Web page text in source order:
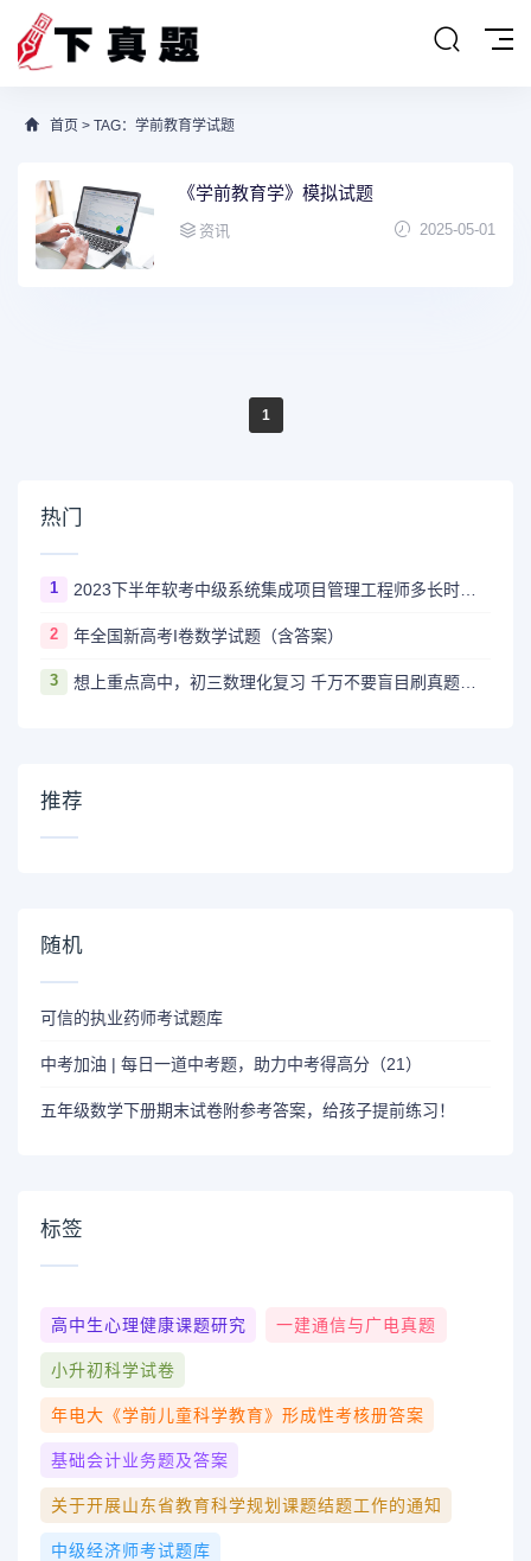
首页 > TAG：学前教育学试题
《学前教育学》模拟试题
资讯 2025-05-01
1
热门
1 2023下半年软考中级系统集成项目管理工程师多长时间出成绩
2 年全国新高考I卷数学试题（含答案）
3 想上重点高中，初三数理化复习 千万不要盲目刷真题卷和模拟卷！
推荐
随机
可信的执业药师考试题库
中考加油 | 每日一道中考题，助力中考得高分（21）
五年级数学下册期末试卷附参考答案，给孩子提前练习！
标签
高中生心理健康课题研究 一建通信与广电真题
小升初科学试卷
年电大《学前儿童科学教育》形成性考核册答案
基础会计业务题及答案
关于开展山东省教育科学规划课题结题工作的通知
中级经济师考试题库